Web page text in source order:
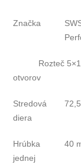
Značka
Rozteč
otvorov
Stredová
diera
Hrúbka
jednej
40